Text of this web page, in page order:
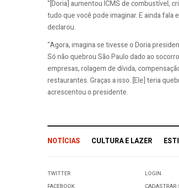
"[Doria] aumentou ICMS de combustível,
tudo que você pode imaginar. E ainda fala
declarou.
"Agora, imagina se tivesse o Doria
Só não quebrou São Paulo dado ao
empresas, rolagem de dívida,
restaurantes. Graças a isso. [Ele] teria
acrescentou o presidente.
NOTÍCIAS CULTURA E LAZER
TWITTER
LOGIN